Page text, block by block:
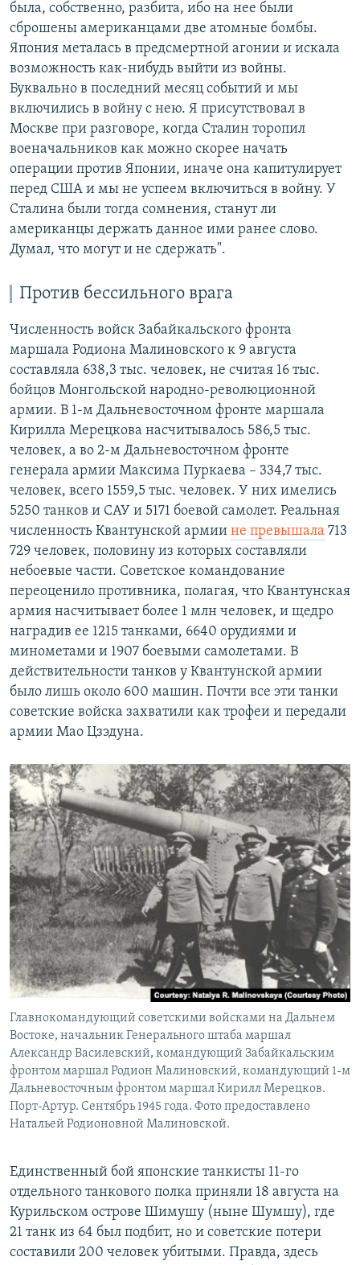
была, собственно, разбита, ибо на нее были
сброшены американцами две атомные бомбы.
Япония металась в предсмертной агонии и искала
возможность как-нибудь выйти из войны.
Буквально в последний месяц событий и мы
включились в войну с нею. Я присутствовал в
Москве при разговоре, когда Сталин торопил
военачальников как можно скорее начать
операции против Японии, иначе она капитулирует
перед США и мы не успеем включиться в войну. У
Сталина были тогда сомнения, станут ли
американцы держать данное ими ранее слово.
Думал, что могут и не сдержать".
Против бессильного врага
Численность войск Забайкальского фронта
маршала Родиона Малиновского к 9 августа
составляла 638,3 тыс. человек, не считая 16 тыс.
бойцов Монгольской народно-революционной
армии. В 1-м Дальневосточном фронте маршала
Кирилла Мерецкова насчитывалось 586,5 тыс.
человек, а во 2-м Дальневосточном фронте
генерала армии Максима Пуркаева – 334,7 тыс.
человек, всего 1559,5 тыс. человек. У них имелись
5250 танков и САУ и 5171 боевой самолет. Реальная
численность Квантунской армии не превышала 713
729 человек, половину из которых составляли
небоевые части. Советское командование
переоценило противника, полагая, что Квантунская
армия насчитывает более 1 млн человек, и щедро
наградив ее 1215 танками, 6640 орудиями и
минометами и 1907 боевыми самолетами. В
действительности танков у Квантунской армии
было лишь около 600 машин. Почти все эти танки
советские войска захватили как трофеи и передали
армии Мао Цзэдуна.
Главнокомандующий советскими войсками на Дальнем
Востоке, начальник Генерального штаба маршал
Александр Василевский, командующий Забайкальским
фронтом маршал Родион Малиновский, командующий 1-м
Дальневосточным фронтом маршал Кирилл Мерецков.
Порт-Артур. Сентябрь 1945 года. Фото предоставлено
Натальей Родионовной Малиновской.
Единственный бой японские танкисты 11-го
отдельного танкового полка приняли 18 августа на
Курильском острове Шимушу (ныне Шумшу), где
21 танк из 64 был подбит, но и советские потери
составили 200 человек убитыми. Правда, здесь